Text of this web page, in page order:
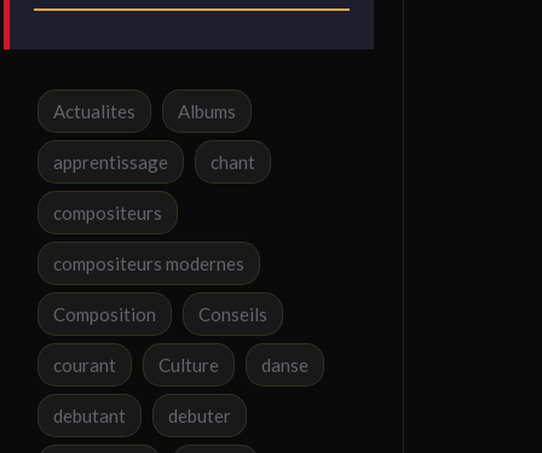
Actualites Albums
apprentissage chant
compositeurs
compositeurs modernes
Composition Conseils
courant Culture danse
debutant debuter